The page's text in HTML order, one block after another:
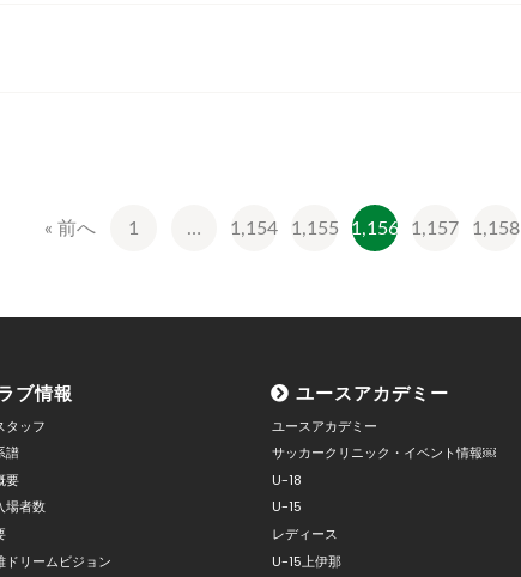
« 前へ 1 … 1,154 1,155 1,156 1,157 1,158
ブ情報
タッフ
譜
要
場者数
ドリームビジョン
ユースアカデミー
ユースアカデミー
サッカークリニック・イベント情報￼
U-18
U-15
レディース
U-15上伊那